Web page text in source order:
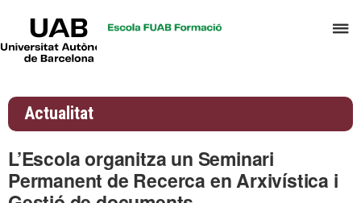
el
Universitat
Actualitat
L’Escola organitza un Seminari
Permanent de Recerca en Arxivística i